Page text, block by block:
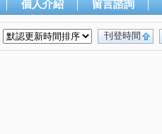
個人介紹 留言諮詢
刊登時間